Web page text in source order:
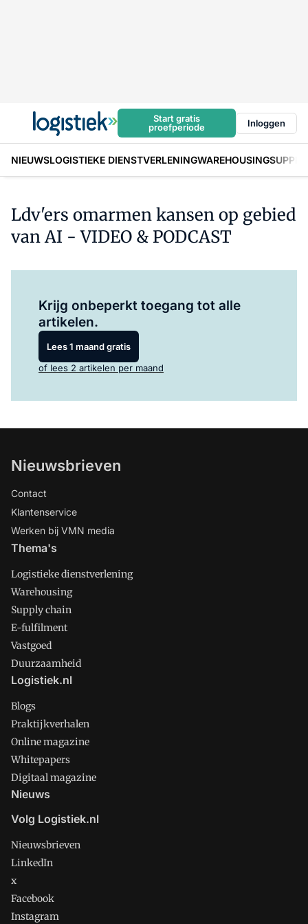
Start gratis
proefperiode
Inloggen
NIEUWSLOGISTIEKE DIENSTVERLENINGWAREHOUSING
Ldv'ers omarmen kansen op gebied
van AI - VIDEO & PODCAST
Krijg onbeperkt toegang tot alle
artikelen.
Lees 1 maand gratis
of lees 2 artikelen per maand
Nieuwsbrieven
Contact
Klantenservice
Werken bij VMN media
Thema's
Logistieke dienstverlening
Warehousing
Supply chain
E-fulfilment
Vastgoed
Duurzaamheid
Logistiek.nl
Blogs
Praktijkverhalen
Online magazine
Whitepapers
Digitaal magazine
Nieuws
Volg Logistiek.nl
Nieuwsbrieven
LinkedIn
x
Facebook
Instagram